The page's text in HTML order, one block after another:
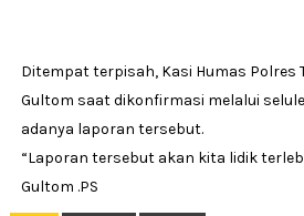
Ditempat terpisah, Kasi Humas Polres
Gultom saat dikonfirmasi melalui
adanya laporan tersebut.
“Laporan tersebut akan kita lidik
Gultom .PS